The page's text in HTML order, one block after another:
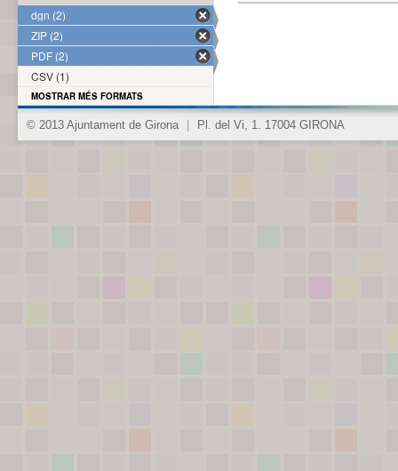
dgn (2)
ZIP (2)
PDF (2)
CSV (1)
MOSTRAR MÉS FORMATS
© 2013 Ajuntament de Girona Pl. del Vi, 1. 17004 GIRONA